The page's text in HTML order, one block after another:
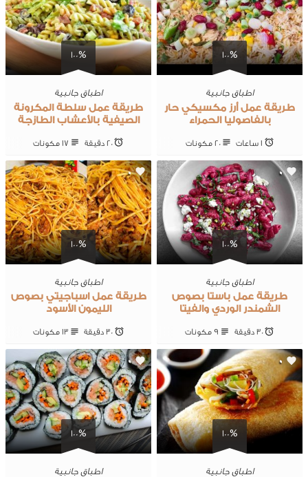
100%
اطباق جانبية
طريقة عمل أرز مكسيكي حار
بالفاصوليا الحمراء
1 ساعات 20 ‎مكونات
100%
اطباق جانبية
طريقة عمل سلطة المكرونة
الصيفية بالأعشاب الطازجة
20 ‎دقيقة 17 ‎مكونات
100%
0
اطباق جانبية
طريقة عمل باستا بصوص
الشمندر الوردي والفيتا
30 ‎دقيقة 9 ‎مكونات
100%
0
اطباق جانبية
طريقة عمل اسباجيتي بصوص
الليمون الأسود
30 ‎دقيقة 13 ‎مكونات
100%
0
اطباق جانبية
100%
0
اطباق جانبية